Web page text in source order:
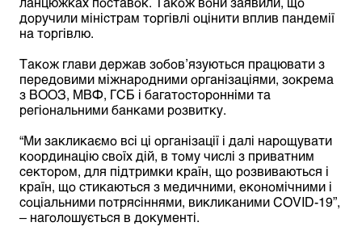
доручили міністрам торгівлі оцінити вплив пандемії
на торгівлю.
Також глави держав зобов’язуються працювати з
передовими міжнародними організаціями, зокрема
з ВООЗ, МВФ, ГСБ і багатосторонніми та
регіональними банками розвитку.
“Ми закликаємо всі ці організації і далі нарощувати
координацію своїх дій, в тому числі з приватним
сектором, для підтримки країн, що розвиваються і
країн, що стикаються з медичними, економічними і
соціальними потрясіннями, викликаними COVID-19”,
– наголошується в документі.